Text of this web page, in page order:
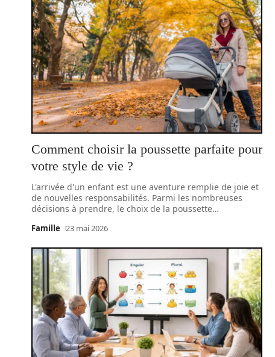
Comment choisir la poussette parfaite pour
votre style de vie ?
L'arrivée d'un enfant est une aventure remplie de joie et
de nouvelles responsabilités. Parmi les nombreuses
décisions à prendre, le choix de la poussette…
Famille 23 mai 2026